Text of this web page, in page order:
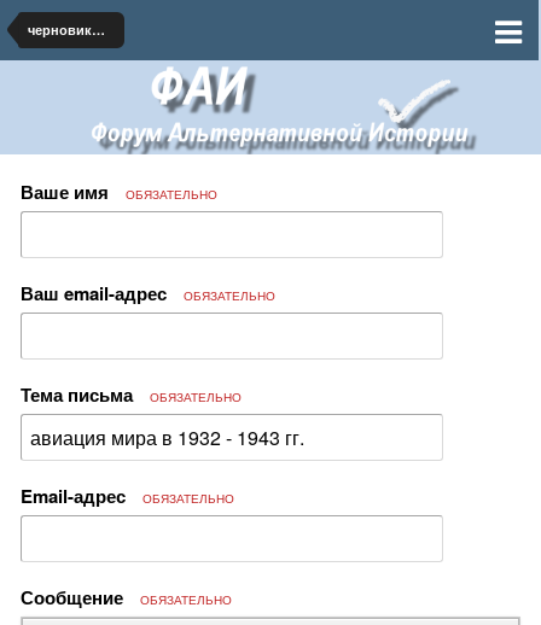
черновики и наброски по миру
Ваше имя ОБЯЗАТЕЛЬНО
Ваш email-адрес ОБЯЗАТЕЛЬНО
Тема письма ОБЯЗАТЕЛЬНО
Email-адрес ОБЯЗАТЕЛЬНО
Сообщение ОБЯЗАТЕЛЬНО